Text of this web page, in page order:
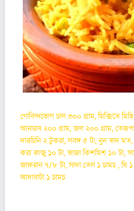
গোবিন্দভোগ চাল ৩০০ গ্রাম, মিক্সিতে
আনারস ২০০ গ্রাম, জল ২০০ গ্রাম,
দারচিনি ২ টুকরা, লবঙ্গ ৫ টা, নুন স্বাদ মত,
করা কাজু ১০ টা, ভাজা কিশমিশ ১০ টা,
জাফরান ৭/৮ টা, সাদা তেল ১ চামচ , ঘি ১
আদাবাটা ১ চামচ